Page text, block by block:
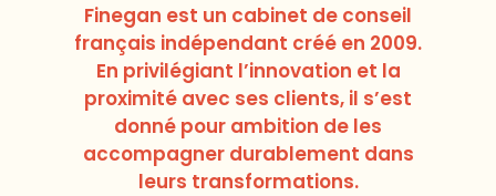
Finegan est un cabinet de conseil
français indépendant créé en 2009.
En privilégiant l’innovation et la
proximité avec ses clients, il s’est
donné pour ambition de les
accompagner durablement dans
leurs transformations.